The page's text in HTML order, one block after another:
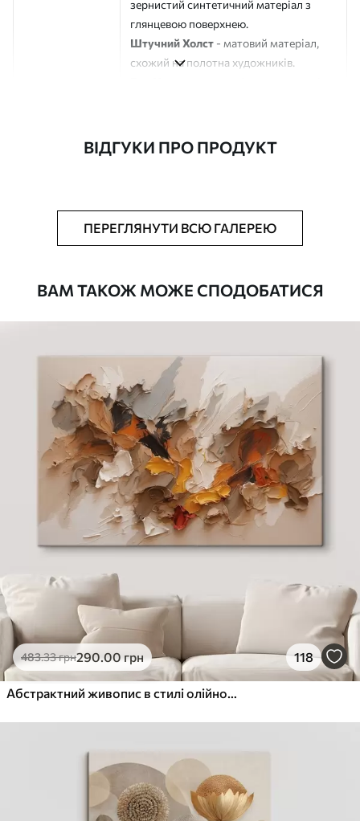
зернистий синтетичний матеріал з
глянцевою поверхнею.
Штучний Холст - матовий матеріал,
схожий на полотна художників.
Додатково Можна додати лакове покриття.
Від290.00грн
✓
Стійкість до вицвітання
Безпечне чорнило без запаху
Поверхня з текстурою полотна
Екологічний матеріал
Преміум
.00грн
✓Яскраві, насичені кольори
✓ Стійкість до вицвітання
Поверхня з текстурою полотна
✗ Екологічний матеріал
Еко-Преміум
Від .00грн
✓Яскраві, насичені кольори
Поверхня з текстурою полотна
Екологічний матеріал
ВІДГУКИ ПРО ПРОДУКТ
ПЕРЕГЛЯНУТИ ВСЮ ГАЛЕРЕЮ
ВАМ ТАКОЖ МОЖЕ СПОДОБАТИСЯ
483.33грн290.00грн 118
Абстрактний живопис в стилі олійного живопису